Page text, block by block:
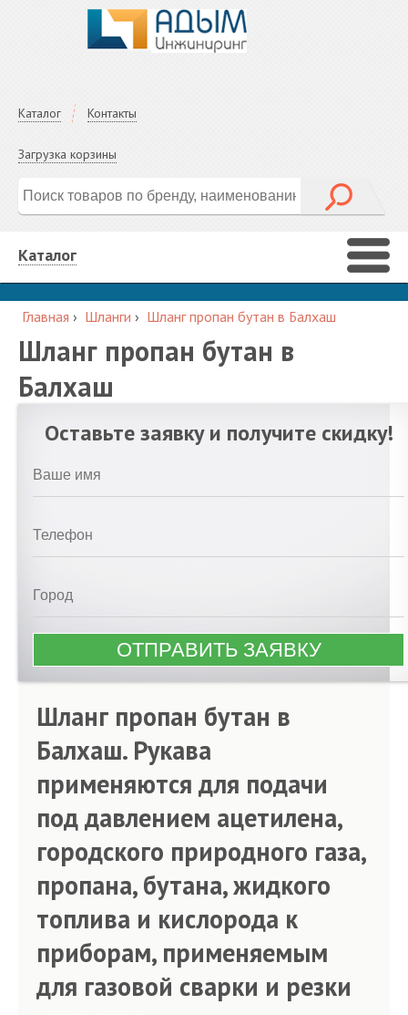
Каталог Контакты
Загрузка корзины
Каталог
Главная › Шланги › Шланг пропан бутан в Балхаш
Шланг пропан бутан в
Балхаш
Оставьте заявку и получите скидку!
Шланг пропан бутан в
Балхаш. Рукава
применяются для подачи
под давлением ацетилена,
городского природного газа,
пропана, бутана, жидкого
топлива и кислорода к
приборам, применяемым
для газовой сварки и резки